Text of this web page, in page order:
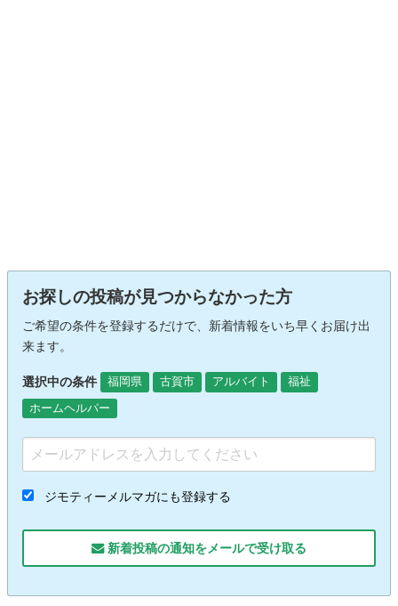
お探しの投稿が見つからなかった方
ご希望の条件を登録するだけで、新着情報をいち早くお届け出
来ます。
選択中の条件 福岡県 古賀市 アルバイト
福祉
ホームヘルパー
ジモティーメルマガにも登録する
新着投稿の通知をメールで受け取る